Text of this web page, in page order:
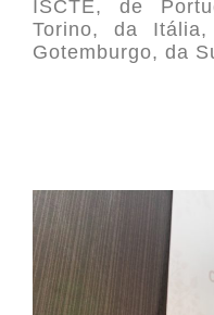
ISCTE, de
Torino, da
Gotemburgo, da